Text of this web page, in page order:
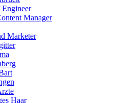
Manager
Marketer
Haar